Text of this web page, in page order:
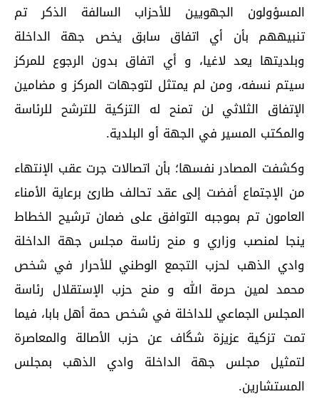
المسؤولون الجهويين للأحزاب السالفة الذكر تم
تنبيههم بأن أي اتفاق سابق يخص جهة الداخلة
وبلديتها يعد لاغيا، و أي اتفاق بدون الرجوع للمركز
سيتم نسفه، ومن لم يمتثل لتوجهات المركز و مضامين
الإتفاق الثلاثي لن تمنح له التزكية للترشح للرئاسة
والمكتب المسير في الجهة أو البلدية.
وكشفت المصادر نفسها؛ بأن اتصالات جرت عقب الإنتهاء
من الإجتماع أفضت إلى عقد تحالف طارئ برعاية الأمناء
العامون تم بموجبه التوافق على ضمان ترشيح الخطاط
ينجا لمنصب وزاري و منح رئاسة مجلس جهة الداخلة
وادي الذهب لحزب التجمع الوطني للأحرار في شخص
محمد لمين حرمة الله و منح حزب الإستقلال رئاسة
المجلس الجماعي للداخلة في شخص حمة أهل بابا، فيما
تمت تزكية عزيزة شگاف عن حزب الأصالة والمعاصرة
لتمثيل مجلس جهة الداخلة وادي الذهب بمجلس
المستشارين.